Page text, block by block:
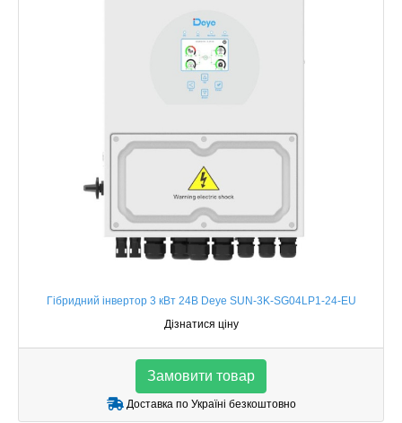
Гібридний інвертор 3 кВт 24В Deye SUN-3K-SG04LP1-24-EU
Дізнатися ціну
Замовити товар
Доставка по Україні безкоштовно